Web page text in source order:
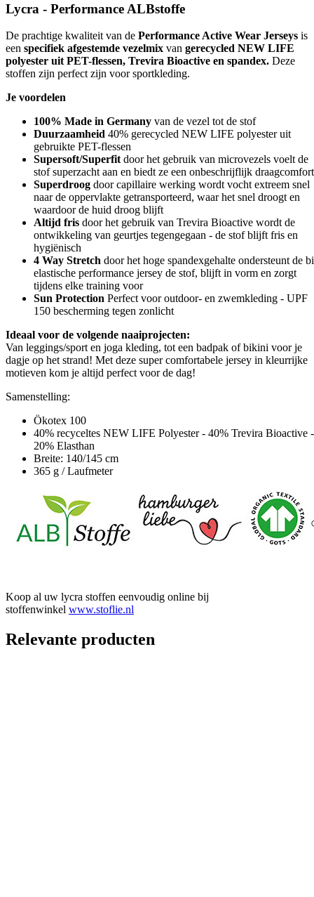
Lycra - Performance ALBstoffe
De prachtige kwaliteit van de Performance Active Wear Jerseys is
een specifiek afgestemde vezelmix van gerecycled NEW LIFE
polyester uit PET-flessen, Trevira Bioactive en spandex. Deze
stoffen zijn perfect zijn voor sportkleding.
Je voordelen
100% Made in Germany van de vezel tot de stof
Duurzaamheid 40% gerecycled NEW LIFE polyester uit
gebruikte PET-flessen
Supersoft/Superfit door het gebruik van microvezels voelt de
stof superzacht aan en biedt ze een onbeschrijflijk draagcomfort
Superdroog door capillaire werking wordt vocht extreem snel
naar de oppervlakte getransporteerd, waar het snel droogt en
waardoor de huid droog blijft
Altijd fris door het gebruik van Trevira Bioactive wordt de
ontwikkeling van geurtjes tegengegaan - de stof blijft fris en
hygiënisch
4 Way Stretch door het hoge spandexgehalte ondersteunt de
elastische performance jersey de stof, blijft in vorm en zorgt
tijdens elke training voor
Sun Protection Perfect voor outdoor- en zwemkleding - UPF
150 bescherming tegen zonlicht
Ideaal voor de volgende naaiprojecten:
Van leggings/sport en joga kleding, tot een badpak of bikini voor je
dagje op het strand! Met deze super comfortabele jersey in kleurrijke
motieven kom je altijd perfect voor de dag!
Samenstelling:
Ökotex 100
40% recyceltes NEW LIFE Polyester - 40% Trevira Bioactive -
20% Elasthan
Breite: 140/145 cm
365 g / Laufmeter
Koop al uw lycra stoffen eenvoudig online bij
stoffenwinkel www.stoflie.nl
Relevante producten